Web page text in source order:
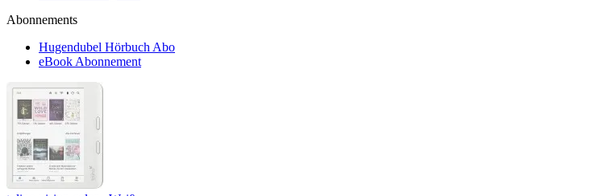
Abonnements
Hugendubel Hörbuch Abo
eBook Abonnement